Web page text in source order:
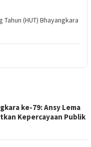
(HUT) Bhayangkara
ke-79: Ansy Lema
Kepercayaan Publik